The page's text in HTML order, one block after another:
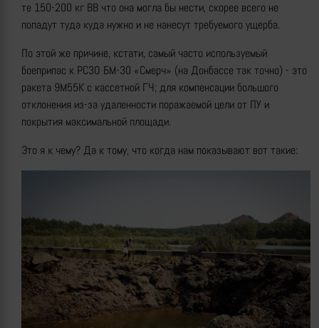
те 150-200 кг ВВ что она могла бы нести, скорее всего не
попадут туда куда нужно и не нанесут требуемого ущерба.
По этой же причине, кстати, самый часто используемый
боеприпас к РСЗО БМ-30 «Смерч» (на Донбассе так точно) - это
ракета 9М55К с кассетной ГЧ; для компенсации большого
отклонения из-за удаленности поражаемой цели от ПУ и
покрытия максимальной площади.
Это я к чему? Да к тому, что когда нам показывают вот такие: